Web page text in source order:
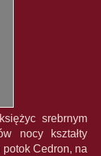
srebrnym
nocy kształty
potok Cedron, na